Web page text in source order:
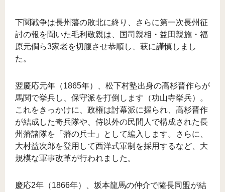
下関戦争は長州藩の敗北に終り、さらに第一次長州征
討の報を聞いた毛利敬親は、国司親相・益田親施・福
原元僴ら3家老を切腹させ恭順し、萩に謹慎しまし
た。
翌慶応元年（1865年）、松下村塾出身の高杉晋作らが
馬関で挙兵し、保守派を打倒します（功山寺挙兵）。
これをきっかけに、政権は討幕派に握られ、高杉晋作
が結成した奇兵隊や、侍以外の民間人で構成された長
州藩諸隊を「藩の兵士」として編入します。さらに、
大村益次郎を登用して西洋式軍制を採用するなど、大
規模な軍事改革が行われました。
慶応2年（1866年）、坂本龍馬の仲介で薩長同盟が結